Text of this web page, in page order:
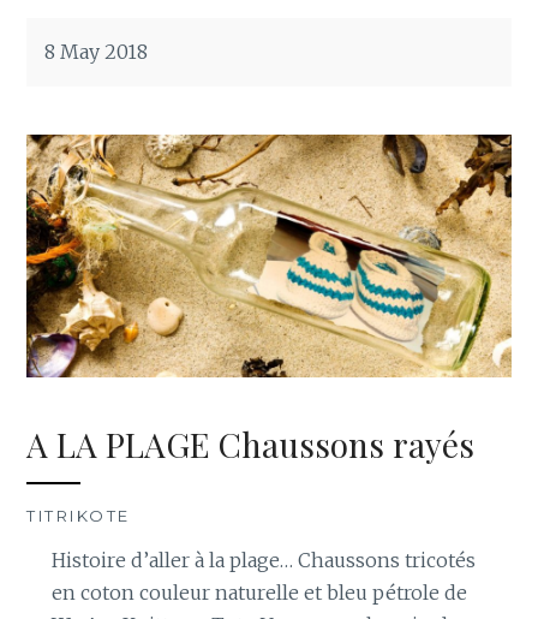
8 May 2018
A LA PLAGE Chaussons rayés
TITRIKOTE
Histoire d’aller à la plage… Chaussons tricotés
en coton couleur naturelle et bleu pétrole de